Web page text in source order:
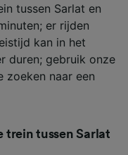
tussen Sarlat en
er rijden
kan in het
duren; gebruik onze
zoeken naar een
trein tussen Sarlat